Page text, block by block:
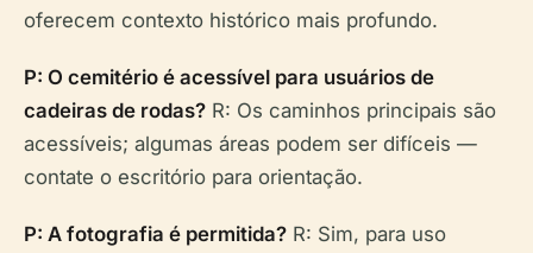
oferecem contexto histórico mais profundo.
P: O cemitério é acessível para usuários de
cadeiras de rodas? R: Os caminhos principais são
acessíveis; algumas áreas podem ser difíceis —
contate o escritório para orientação.
P: A fotografia é permitida? R: Sim, para uso